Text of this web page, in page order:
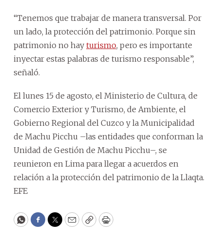
“Tenemos que trabajar de manera transversal. Por
un lado, la protección del patrimonio. Porque sin
patrimonio no hay turismo, pero es importante
inyectar estas palabras de turismo responsable”,
señaló.
El lunes 15 de agosto, el Ministerio de Cultura, de
Comercio Exterior y Turismo, de Ambiente, el
Gobierno Regional del Cuzco y la Municipalidad
de Machu Picchu –las entidades que conforman la
Unidad de Gestión de Machu Picchu–, se
reunieron en Lima para llegar a acuerdos en
relación a la protección del patrimonio de la Llaqta.
EFE
WhatsApp
Facebook
Twitter
EmailCopyPrint